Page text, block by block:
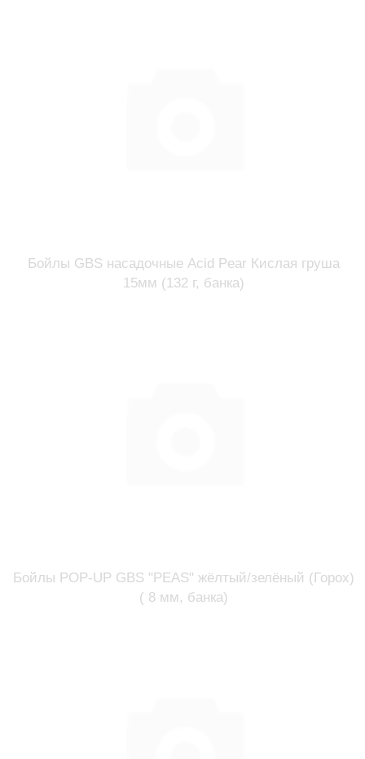
Бойлы GBS насадочные Acid Pear Кислая груша
15мм (132 г, банка)
Бойлы POP-UP GBS "PEAS" жёлтый/зелёный (Горох)
( 8 мм, банка)